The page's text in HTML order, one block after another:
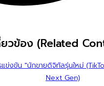
ยวข้อง (Related